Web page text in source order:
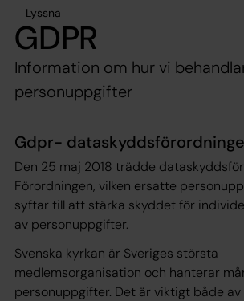
Lyssna
GDPR
Information om hur vi
personuppgifter
Gdpr-
Den 25 maj 2018 trädde
Förordningen, vilken ersatte
syftar till att stärka skyddet för
av personuppgifter.
Svenska kyrkan är Sveriges största
medlemsorganisation och hanterar
personuppgifter. Det är viktigt både av